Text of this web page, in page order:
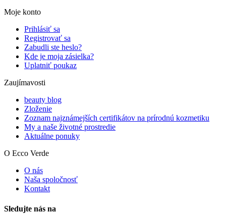
Moje konto
Prihlásiť sa
Registrovať sa
Zabudli ste heslo?
Kde je moja zásielka?
Uplatniť poukaz
Zaujímavosti
beauty blog
Zloženie
Zoznam najznámejších certifikátov na prírodnú kozmetiku
My a naše životné prostredie
Aktuálne ponuky
O Ecco Verde
O nás
Naša spoločnosť
Kontakt
Sledujte nás na